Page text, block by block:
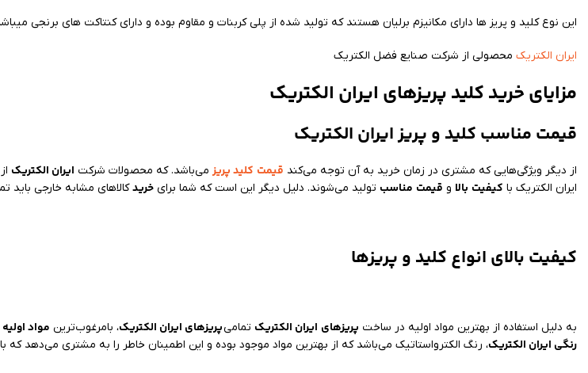
این نوع کلید و پریز ها دارای مکانیزم برلیان هستند که تولید شده از پلی کربنات و مقاوم بوده و دارای کنتاکت های برنجی
ایران الکتریک محصولی از شرکت صنایع فضل الکتریک
مزایای خرید کلید پریزهای ایران الکتریک
قیمت مناسب کلید و پریز ایران الکتریک
از دیگر ویژگی‌هایی که مشتری در زمان خرید به آن توجه می‌کند قیمت کلید پریز می‌باشد. که محصولات شرکت ایران الکتریک
ایران الکتریک با کیفیت بالا و قیمت مناسب تولید می‌شوند. دلیل دیگر این است که شما برای خریدکالاهای مشابه خارجی باید
کیفیت بالای انواع کلید و پریزها
به دلیل استفاده از بهترین مواد اولیه در ساخت پریزهای ایران الکتریک تمامیپریزهای ایران الکتریک، بامرغوب‌ترین مواد
رنگی ایران الکتریک، رنگ الکترواستاتیک می‌باشد که از بهترین مواد موجود بوده و این اطمینان خاطر را به مشتری می‌دهد که